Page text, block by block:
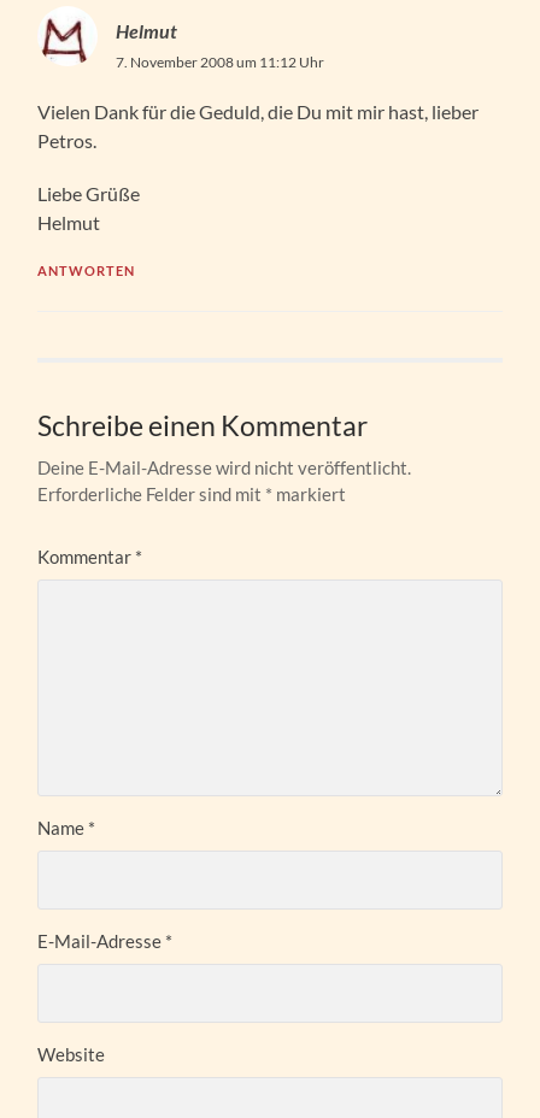
Helmut
7. November 2008 um 11:12 Uhr
Vielen Dank für die Geduld, die Du mit mir hast, lieber
Petros.
Liebe Grüße
Helmut
ANTWORTEN
Schreibe einen Kommentar
Deine E-Mail-Adresse wird nicht veröffentlicht.
Erforderliche Felder sind mit * markiert
Kommentar *
Name *
E-Mail-Adresse *
Website